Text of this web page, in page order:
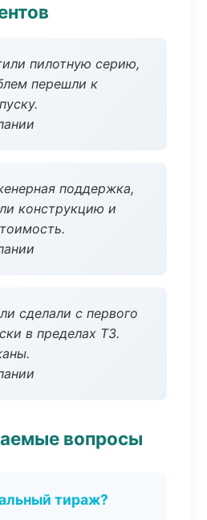
пилотную серию,
перешли к
поддержка,
конструкцию и
сделали с первого
в пределах ТЗ.
вопросы
тираж?